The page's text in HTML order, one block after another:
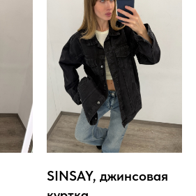
SINSAY, джинсовая